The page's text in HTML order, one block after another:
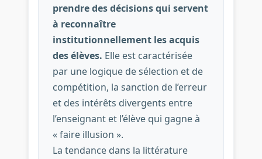
prendre des décisions qui servent
à reconnaître
institutionnellement les acquis
des élèves. Elle est caractérisée
par une logique de sélection et de
compétition, la sanction de l’erreur
et des intérêts divergents entre
l’enseignant et l’élève qui gagne à
« faire illusion ».
La tendance dans la littérature